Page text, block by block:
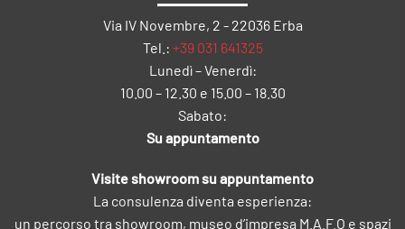
Via IV Novembre, 2 - 22036 Erba
Tel.: +39 031 641325
Lunedì – Venerdì:
10.00 – 12.30 e 15.00 – 18.30
Sabato:
Su appuntamento
Visite showroom su appuntamento
La consulenza diventa esperienza:
un percorso tra showroom, museo d’impresa M.A.F.O e spazi